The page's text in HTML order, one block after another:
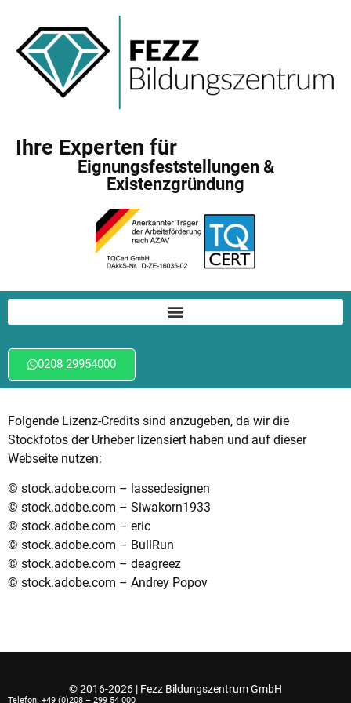
Ihre Experten für
Eignungsfeststellungen &
Existenzgründung
0208 29954000
Folgende Lizenz-Credits sind anzugeben, da wir die
Stockfotos der Urheber lizensiert haben und auf dieser
Webseite nutzen:
© stock.adobe.com – lassedesignen
© stock.adobe.com – Siwakorn1933
© stock.adobe.com – eric
© stock.adobe.com – BullRun
© stock.adobe.com – deagreez
© stock.adobe.com – Andrey Popov
© 2016-2026 | Fezz Bildungszentrum GmbH
Telefon: +49 (0)208 – 299 54 000